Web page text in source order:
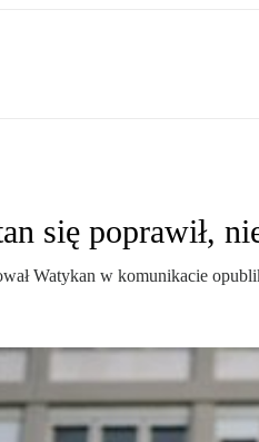
się poprawił,
Watykan w komunikacie